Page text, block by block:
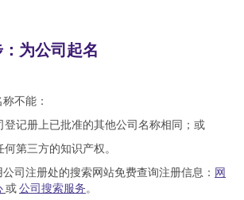
为公司起名
不能：
登记册上已批准的其他公司名称相同；或
何第三方的知识产权。
司注册处的搜索网站免费查询注册信息： 网
或公司搜索服务。